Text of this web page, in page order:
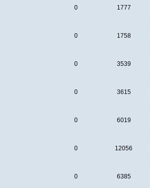
0 1777
0 1758
0 3539
0 3615
0 6019
0 12056
0 6385